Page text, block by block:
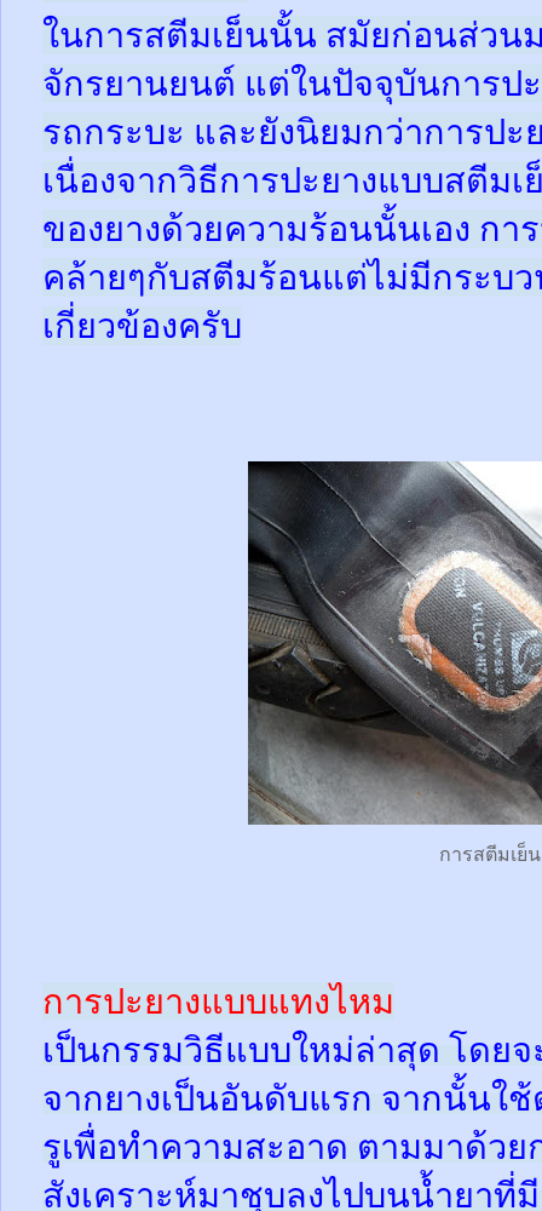
ในการสตีมเย็นนั้น สมัยก่อนส่วน
จักรยานยนต์ แต่ในปัจจุบันการป
รถกระบะ และยังนิยมกว่าการป
เนื่องจากวิธีการปะยางแบบสตีม
ของยางด้วยความร้อนนั้นเอง กา
คล้ายๆกับสตีมร้อนแต่ไม่มีกระบ
เกี่ยวข้องครับ
การสตีมเย็น
การปะยางแบบแทงไหม
เป็นกรรมวิธีแบบใหม่ล่าสุด โดย
จากยางเป็นอันดับแรก จากนั้นใ
รูเพื่อทำความสะอาด ตามมาด้วย
สังเคราะห์มาชุบลงไปบนน้ำยาที่